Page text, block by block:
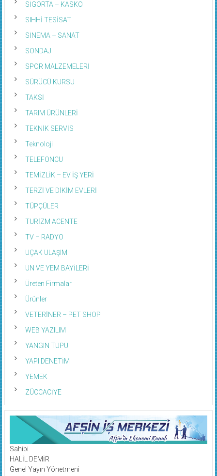
SİGORTA – KASKO
SIHHİ TESİSAT
SİNEMA – SANAT
SONDAJ
SPOR MALZEMELERİ
SÜRÜCÜ KURSU
TAKSİ
TARIM ÜRÜNLERİ
TEKNİK SERVİS
Teknoloji
TELEFONCU
TEMİZLİK – EV İŞ YERİ
TERZİ VE DİKİM EVLERİ
TÜPÇÜLER
TURİZM ACENTE
TV – RADYO
UÇAK ULAŞIM
UN VE YEM BAYİLERİ
Üreten Firmalar
Ürünler
VETERİNER – PET SHOP
WEB YAZILIM
YANGIN TÜPÜ
YAPI DENETİM
YEMEK
ZÜCCACİYE
Sahibi
HALİL DEMİR
Genel Yayın Yönetmeni